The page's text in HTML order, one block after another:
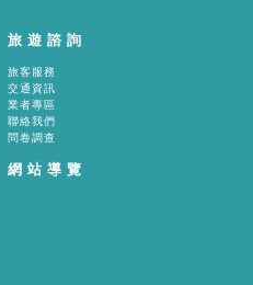
旅遊諮詢
旅客服務
交通資訊
業者專區
聯絡我們
問卷調查
網站導覽